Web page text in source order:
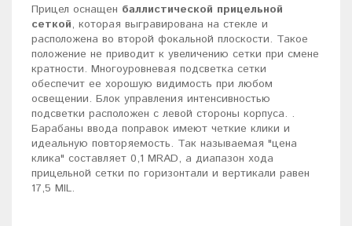
Прицел оснащен баллистической прицельной
сеткой, которая выгравирована на стекле и
расположена во второй фокальной плоскости. Такое
положение не приводит к увеличению сетки при смене
кратности. Многоуровневая подсветка сетки
обеспечит ее хорошую видимость при любом
освещении. Блок управления интенсивностью
подсветки расположен с левой стороны корпуса. .
Барабаны ввода поправок имеют четкие клики и
идеальную повторяемость. Так называемая "цена
клика" составляет 0,1 MRAD, а диапазон хода
прицельной сетки по горизонтали и вертикали равен
17,5 MIL.